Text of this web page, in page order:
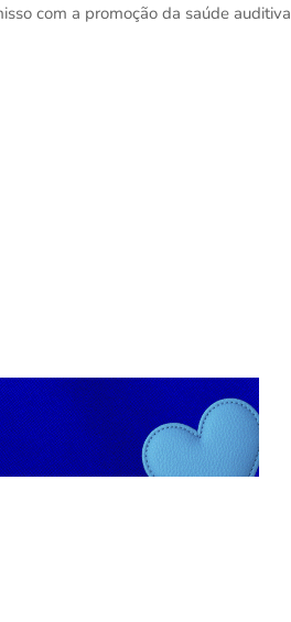
com a promoção da saúde auditiva